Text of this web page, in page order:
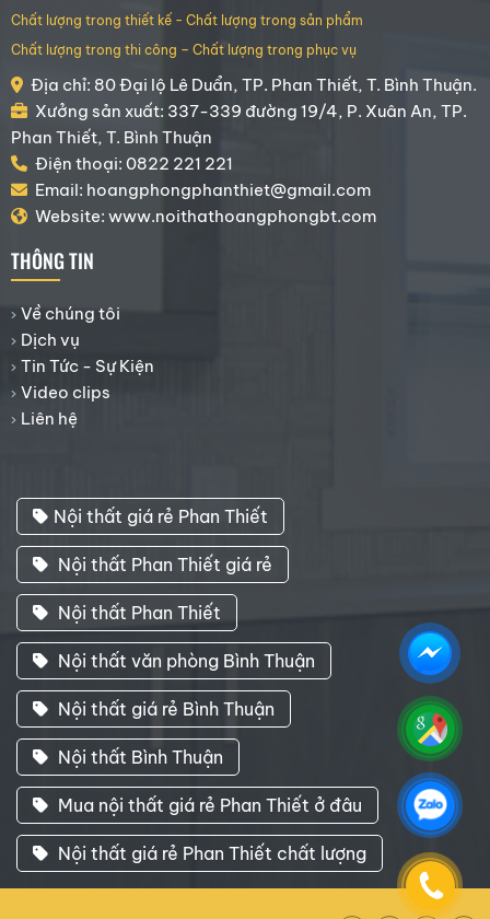
Chất lượng trong thiết kế - Chất lượng trong sản phẩm
Chất lượng trong thi công – Chất lượng trong phục vụ
Địa chỉ: 80 Đại lộ Lê Duẩn, TP. Phan Thiết, T. Bình Thuận.
Xưởng sản xuất: 337-339 đường 19/4, P. Xuân An, TP.
Phan Thiết, T. Bình Thuận
Điện thoại: 0822 221 221
Email: hoangphongphanthiet@gmail.com
Website: www.noithathoangphongbt.com
THÔNG TIN
Về chúng tôi
Dịch vụ
Tin Tức - Sự Kiện
Video clips
Liên hệ
Nội thất giá rẻ Phan Thiết
Nội thất Phan Thiết giá rẻ
Nội thất Phan Thiết
Nội thất văn phòng Bình Thuận
Nội thất giá rẻ Bình Thuận
Nội thất Bình Thuận
Mua nội thất giá rẻ Phan Thiết ở đâu
Nội thất giá rẻ Phan Thiết chất lượng